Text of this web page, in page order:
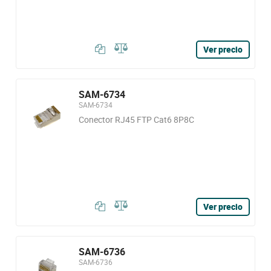
Ver precio
SAM-6734
SAM-6734
Conector RJ45 FTP Cat6 8P8C
Ver precio
SAM-6736
SAM-6736